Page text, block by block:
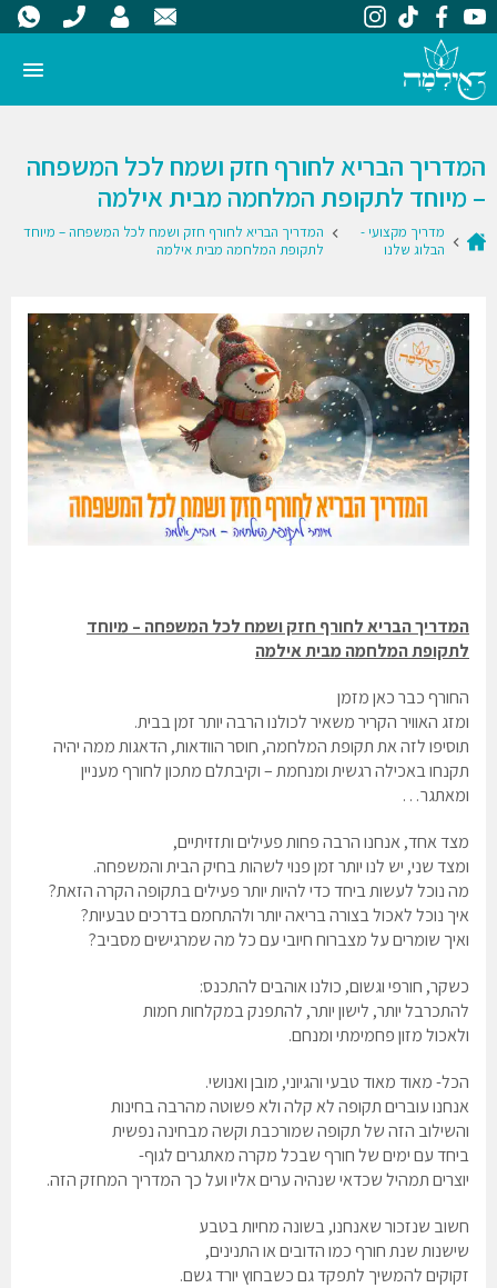
המדריך הבריא לחורף חזק ושמח לכל המשפחה
– מיוחד לתקופת המלחמה מבית אילמה
מדריך מקצועי -
הבלוג שלנו
המדריך הבריא לחורף חזק ושמח לכל המשפחה – מיוחד
לתקופת המלחמה מבית אילמה
המדריך הבריא לחורף חזק ושמח לכל המשפחה – מיוחד
לתקופת המלחמה מבית אילמה
החורף כבר כאן מזמן
ומזג האוויר הקריר משאיר לכולנו הרבה יותר זמן בבית.
תוסיפו לזה את תקופת המלחמה, חוסר הוודאות, הדאגות ממה יהיה
תקנחו באכילה רגשית ומנחמת – וקיבתלם מתכון לחורף מעניין
ומאתגר…
מצד אחד, אנחנו הרבה פחות פעילים ותזזיתיים,
ומצד שני, יש לנו יותר זמן פנוי לשהות בחיק הבית והמשפחה.
מה נוכל לעשות ביחד כדי להיות יותר פעילים בתקופה הקרה הזאת?
איך נוכל לאכול בצורה בריאה יותר ולהתחמם בדרכים טבעיות?
ואיך שומרים על מצברוח חיובי עם כל מה שמרגישים מסביב?
כשקר, חורפי וגשום, כולנו אוהבים להתכנס:
להתכרבל יותר, לישון יותר, להתפנק במקלחות חמות
ולאכול מזון פחמימתי ומנחם.
הכל- מאוד מאוד טבעי והגיוני, מובן ואנושי.
אנחנו עוברים תקופה לא קלה ולא פשוטה מהרבה בחינות
והשילוב הזה של תקופה שמורכבת וקשה מבחינה נפשית
ביחד עם ימים של חורף שבכל מקרה מאתגרים לגוף-
יוצרים תמהיל שכדאי שנהיה ערים אליו ועל כך המדריך המחזק הזה.
חשוב שנזכור שאנחנו, בשונה מחיות בטבע
שישנות שנת חורף כמו הדובים או התנינים,
זקוקים להמשיך לתפקד גם כשבחוץ יורד גשם.